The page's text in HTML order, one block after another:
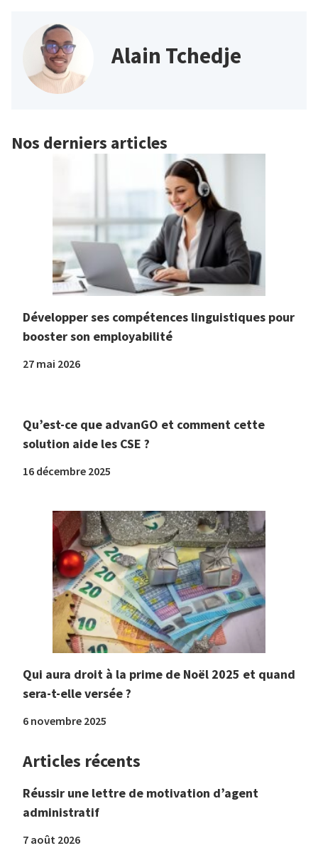
Alain Tchedje
Nos derniers articles
Développer ses compétences linguistiques pour
booster son employabilité
27 mai 2026
Qu’est-ce que advanGO et comment cette
solution aide les CSE ?
16 décembre 2025
Qui aura droit à la prime de Noël 2025 et quand
sera-t-elle versée ?
6 novembre 2025
Articles récents
Réussir une lettre de motivation d’agent
administratif
7 août 2026